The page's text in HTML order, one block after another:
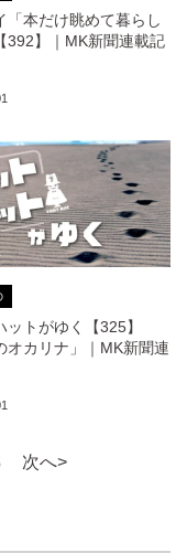
「本だけ眺めて暮らし
392】｜MK新聞連載記
ットがゆく【325】
オカリナ」｜MK新聞連
次へ>